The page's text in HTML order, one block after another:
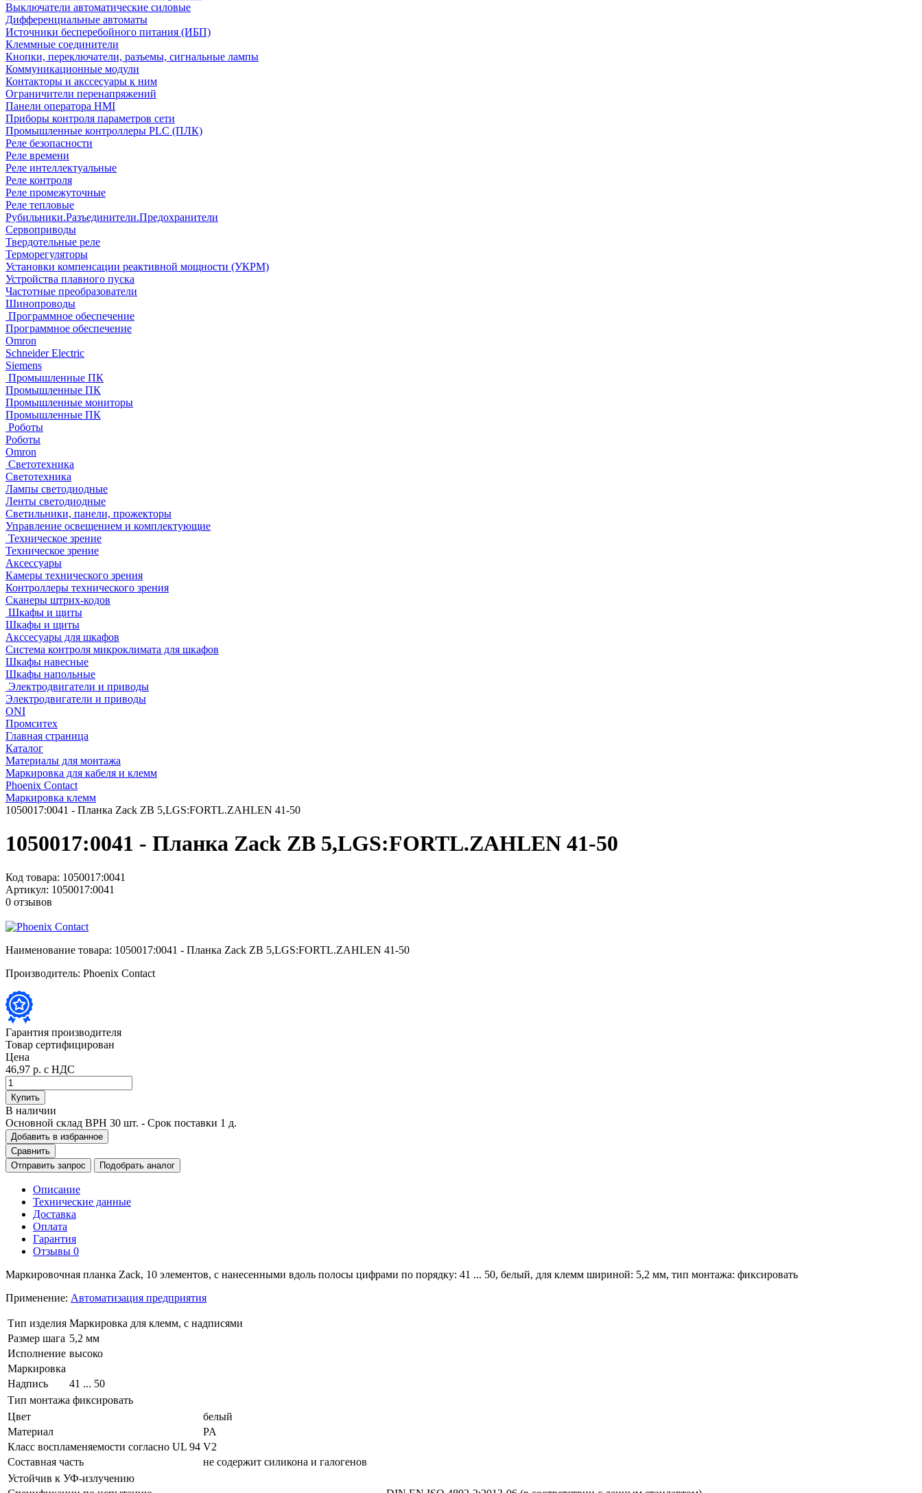
Выключатели автоматические силовые
Дифференциальные автоматы
Источники бесперебойного питания (ИБП)
Клеммные соединители
Кнопки, переключатели, разъемы, сигнальные лампы
Коммуникационные модули
Контакторы и акссесуары к ним
Ограничители перенапряжений
Панели оператора HMI
Приборы контроля параметров сети
Промышленные контроллеры PLC (ПЛК)
Реле безопасности
Реле времени
Реле интеллектуальные
Реле контроля
Реле промежуточные
Реле тепловые
Рубильники.Разъединители.Предохранители
Сервоприводы
Твердотельные реле
Терморегуляторы
Установки компенсации реактивной мощности (УКРМ)
Устройства плавного пуска
Частотные преобразователи
Шинопроводы
Программное обеспечение
Программное обеспечение
Omron
Schneider Electric
Siemens
Промышленные ПК
Промышленные ПК
Промышленные мониторы
Промышленные ПК
Роботы
Роботы
Omron
Светотехника
Светотехника
Лампы светодиодные
Ленты светодиодные
Светильники, панели, прожекторы
Управление освещением и комплектующие
Техническое зрение
Техническое зрение
Аксессуары
Камеры технического зрения
Контроллеры технического зрения
Сканеры штрих-кодов
Шкафы и щиты
Шкафы и щиты
Акссесуары для шкафов
Система контроля микроклимата для шкафов
Шкафы навесные
Шкафы напольные
Электродвигатели и приводы
Электродвигатели и приводы
ONI
Промситех
Главная страница
Каталог
Материалы для монтажа
Маркировка для кабеля и клемм
Phoenix Contact
Маркировка клемм
1050017:0041 - Планка Zack ZB 5,LGS:FORTL.ZAHLEN 41-50
1050017:0041 - Планка Zack ZB 5,LGS:FORTL.ZAHLEN 41-50
Код товара: 1050017:0041
Артикул: 1050017:0041
0 отзывов
Наименование товара: 1050017:0041 - Планка Zack ZB 5,LGS:FORTL.ZAHLEN 41-50
Производитель: Phoenix Contact
Гарантия производителя
Товар сертифицирован
Цена
46,97 р. с НДС
Купить
В наличии
Основной склад ВРН 30 шт. - Срок поставки 1 д.
Добавить в избранное
Сравнить
Отправить запрос
Подобрать аналог
Описание
Технические данные
Доставка
Оплата
Гарантия
Отзывы 0
Маркировочная планка Zack, 10 элементов, с нанесенными вдоль полосы цифрами по порядку: 41 ... 50, белый, для клемм шириной: 5,2 мм, тип монтажа: фиксировать
Применение: Автоматизация предприятия
Тип изделия Маркировка для клемм, с надписями
Размер шага 5,2 мм
Исполнение высоко
Маркировка
Надпись
41 ... 50
Тип монтажа фиксировать
Цвет
белый
Материал
PA
Класс воспламеняемости согласно UL 94 V2
Составная часть
не содержит силикона и галогенов
Устойчив к УФ-излучению